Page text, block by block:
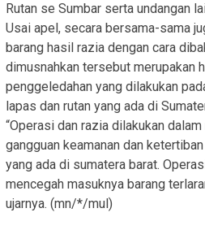
Rutan se Sumbar serta undangan
Usai apel, secara bersama-sama
barang hasil razia dengan cara
dimusnahkan tersebut merupakan
penggeledahan yang dilakukan
lapas dan rutan yang ada di
“Operasi dan razia dilakukan
gangguan keamanan dan
yang ada di sumatera barat.
mencegah masuknya barang
ujarnya. (mn/*/mul)